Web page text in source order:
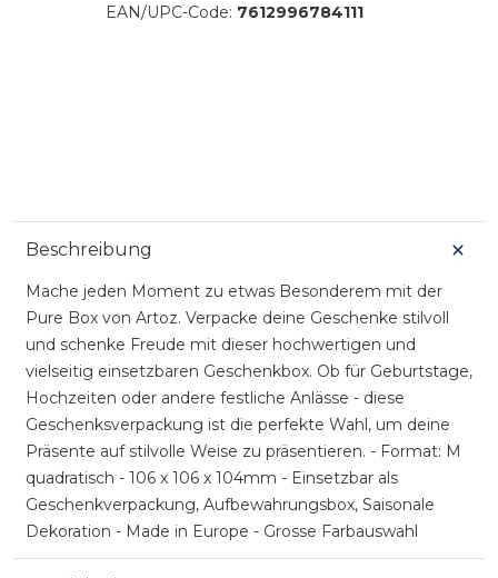
EAN/UPC-Code: 7612996784111
Beschreibung
Mache jeden Moment zu etwas Besonderem mit der
Pure Box von Artoz. Verpacke deine Geschenke stilvoll
und schenke Freude mit dieser hochwertigen und
vielseitig einsetzbaren Geschenkbox. Ob für Geburtstage,
Hochzeiten oder andere festliche Anlässe - diese
Geschenksverpackung ist die perfekte Wahl, um deine
Präsente auf stilvolle Weise zu präsentieren. - Format: M
quadratisch - 106 x 106 x 104mm - Einsetzbar als
Geschenkverpackung, Aufbewahrungsbox, Saisonale
Dekoration - Made in Europe - Grosse Farbauswahl